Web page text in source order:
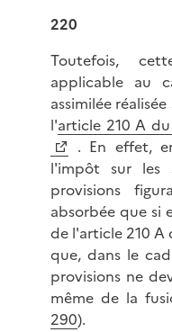
220
Toutefois,
applicable au
assimilée
l'article 210 A
. En effet,
l'impôt sur les
provisions
absorbée que si
de l'article 210
que, dans le
provisions ne
même de la
290).